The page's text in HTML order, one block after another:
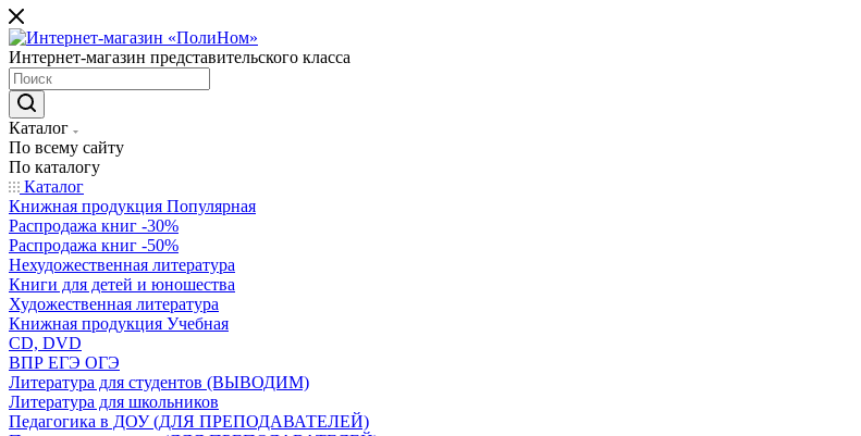
Интернет-магазин представительского класса
Каталог
По всему сайту
По каталогу
Каталог
Книжная продукция Популярная
Распродажа книг -30%
Распродажа книг -50%
Нехудожественная литература
Книги для детей и юношества
Художественная литература
Книжная продукция Учебная
CD, DVD
ВПР ЕГЭ ОГЭ
Литература для студентов (ВЫВОДИМ)
Литература для школьников
Педагогика в ДОУ (ДЛЯ ПРЕПОДАВАТЕЛЕЙ)